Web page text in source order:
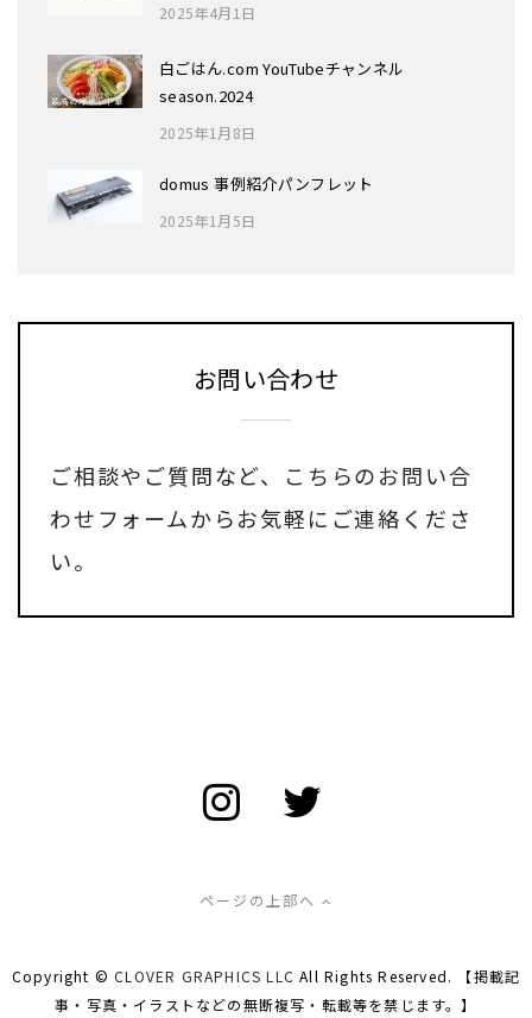
2025年4月1日
白ごはん.com YouTubeチャンネル
season.2024
2025年1月8日
domus 事例紹介パンフレット
2025年1月5日
お問い合わせ
ご相談やご質問など、
こちらのお問い合
わせフォームからお気軽にご連絡くださ
い。
ページの上部へ
Copyright ©CLOVER GRAPHICS LLC All Rights Reserved. 【掲載記
事・写真・イラストなどの無断複写・転載等を禁じます。】